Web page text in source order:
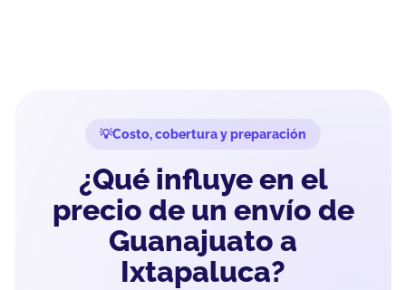
Costo, cobertura y preparación
¿Qué influye en el
precio de un envío de
Guanajuato a
Ixtapaluca?